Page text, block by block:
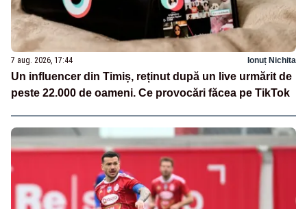
7 aug. 2026, 17:44 Ionuț Nichita
Un influencer din Timiș, reținut după un live urmărit de
peste 22.000 de oameni. Ce provocări făcea pe TikTok